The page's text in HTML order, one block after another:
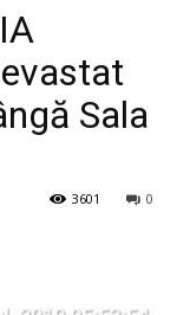
Sala
0
3601